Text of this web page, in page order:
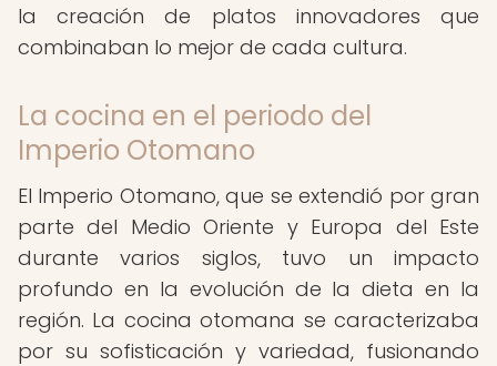
la creación de platos innovadores que
combinaban lo mejor de cada cultura.
La cocina en el periodo del
Imperio Otomano
El Imperio Otomano, que se extendió por gran
parte del Medio Oriente y Europa del Este
durante varios siglos, tuvo un impacto
profundo en la evolución de la dieta en la
región. La cocina otomana se caracterizaba
por su sofisticación y variedad, fusionando